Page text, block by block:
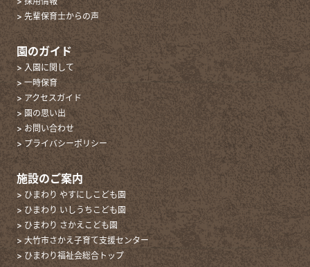
> 先輩保育士からの声
園のガイド
> 入園に関して
> 一時保育
> アクセスガイド
> 園の思い出
> お問い合わせ
> プライバシーポリシー
施設のご案内
> ひまわり やすにしこども園
> ひまわり いしうちこども園
> ひまわり さかえこども園
> 大竹市さかえ子育て支援センター
> ひまわり福祉会総合トップ